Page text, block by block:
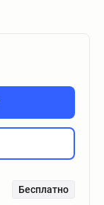
Бесплатно